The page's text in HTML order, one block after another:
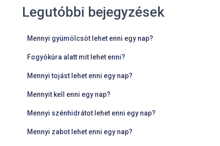
Legutóbbi bejegyzések
Mennyi gyümölcsöt lehet enni egy nap?
Fogyókúra alatt mit lehet enni?
Mennyi tojást lehet enni egy nap?
Mennyit kell enni egy nap?
Mennyi szénhidrátot lehet enni egy nap?
Mennyi zabot lehet enni egy nap?